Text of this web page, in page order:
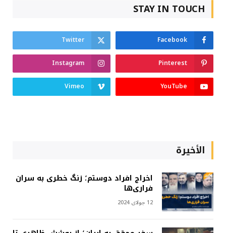
STAY IN TOUCH
Facebook
Twitter
Pinterest
Instagram
YouTube
Vimeo
الأخيرة
اخراج افراد دوستم؛ زنگ خطری به سران
فراری‌ها
12 جولای 2024